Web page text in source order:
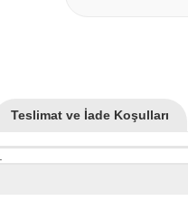
Teslimat ve İade Koşulları